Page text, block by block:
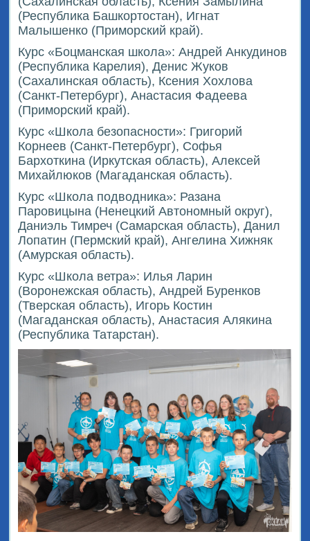
(Республика Башкортостан), Игнат
Малышенко (Приморский край).
Курс «Боцманская школа»: Андрей Анкудинов
(Республика Карелия), Денис Жуков
(Сахалинская область), Ксения Хохлова
(Санкт-Петербург), Анастасия Фадеева
(Приморский край).
Курс «Школа безопасности»: Григорий
Корнеев (Санкт-Петербург), Софья
Бархоткина (Иркутская область), Алексей
Михайлюков (Магаданская область).
Курс «Школа подводника»: Разана
Паровицына (Ненецкий Автономный округ),
Даниэль Тимреч (Самарская область), Данил
Лопатин (Пермский край), Ангелина Хижняк
(Амурская область).
Курс «Школа ветра»: Илья Ларин
(Воронежская область), Андрей Буренков
(Тверская область), Игорь Костин
(Магаданская область), Анастасия Алякина
(Республика Татарстан).